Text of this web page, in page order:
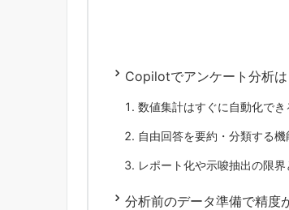
Copilotでアンケート分析
数値集計はすぐに自動化でき
自由回答を要約・分類する機
レポート化や示唆抽出の限界
分析前のデータ準備で精度